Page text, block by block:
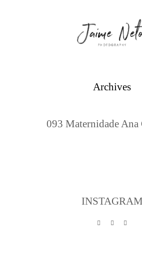
Archives
093 Maternidade Ana
CONTACTOINSTAGRAM